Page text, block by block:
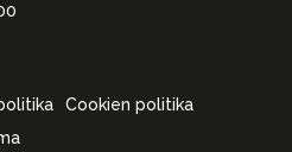
Cookien politika